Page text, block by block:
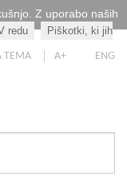
Z uporabo naših
redu
Piškotki, ki jih
TEMA A+ ENG